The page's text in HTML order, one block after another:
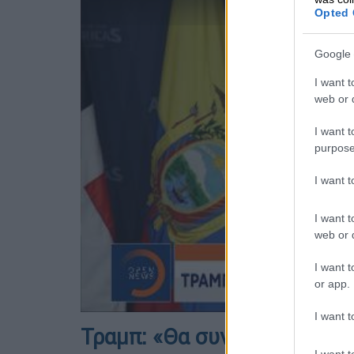
Opted
Google
I want
web or
I want
I want
I want
web or
I want
or app.
I want
Τραμπ: «Θα συνεχίσουμε να